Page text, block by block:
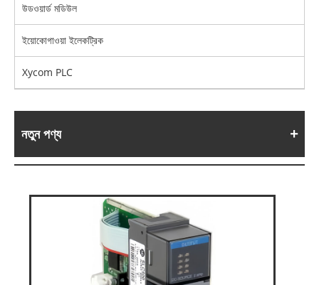
উডওয়ার্ড মডিউল
ইয়োকোগাওয়া ইলেকট্রিক
Xycom PLC
নতুন পণ্য